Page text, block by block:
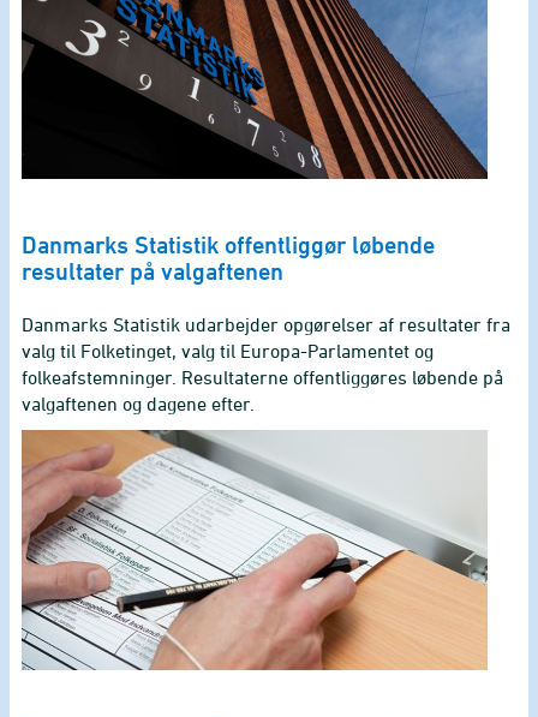
Danmarks Statistik offentliggør løbende
resultater på valgaftenen
Danmarks Statistik udarbejder opgørelser af resultater fra
valg til Folketinget, valg til Europa-Parlamentet og
folkeafstemninger. Resultaterne offentliggøres løbende på
valgaftenen og dagene efter.